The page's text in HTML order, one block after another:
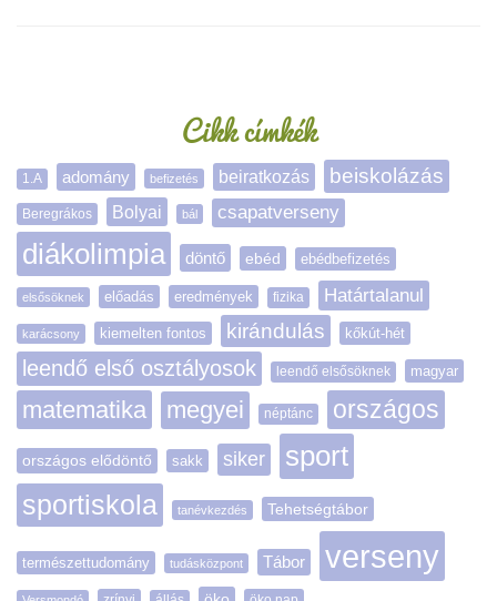
Cikk címkék
1.A adomány befizetés beiratkozás beiskolázás
Beregrákos Bolyai bál csapatverseny
diákolimpia döntő ebéd ebédbefizetés
elsősöknek előadás eredmények fizika Határtalanul
karácsony kiemelten fontos kirándulás kőkút-hét
leendő első osztályosok leendő elsősöknek magyar
matematika megyei néptánc országos
országos elődöntő sakk siker sport
sportiskola tanévkezdés Tehetségtábor
természettudomány tudásközpont Tábor verseny